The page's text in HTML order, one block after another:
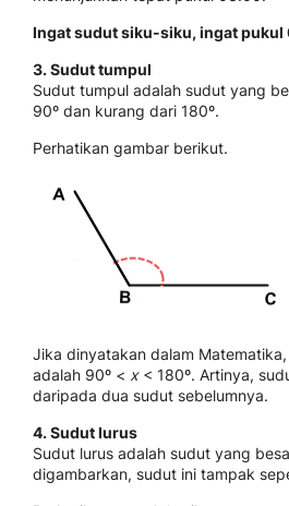
Ingat sudut siku-siku, ingat pukul
3. Sudut tumpul
Sudut tumpul adalah sudut yang
90º dan kurang dari 180º.
Perhatikan gambar berikut.
Jika dinyatakan dalam
adalah 90º < x< 180º. Artinya,
daripada dua sudut sebelumnya.
4. Sudut lurus
Sudut lurus adalah sudut yang
digambarkan, sudut ini tampak